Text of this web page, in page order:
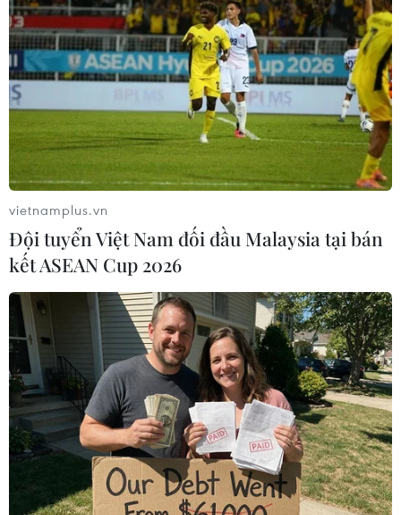
lượng IS tại Iraq và Syria đã lên tới 424 triệu USD kể từ
khi các cuộc không kích bắt đầu hôm 8/8 vừa qua.
Tổng thống Mỹ phê chuẩn hợp đồng bán
vũ khí 600 triệu USD cho Iraq
21/10/2014 06:48
Chính quyền của Tổng thống Mỹ Barack Obama ngày
20/10 thông báo đã phê chuẩn hợp đồng bán đạn
dược các loại có tổng trị giá 600 triệu USD cho Iraq.
vietnamplus.vn
Đội tuyển Việt Nam đối đầu Malaysia tại bán
kết ASEAN Cup 2026